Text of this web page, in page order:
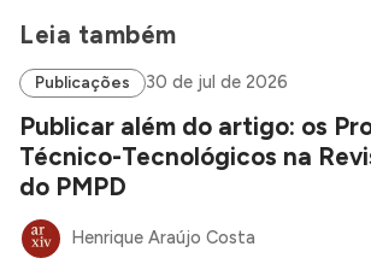
Leia também
Publicações 30 de jul de 2026
Publicar além do artigo: os
Técnico-Tecnológicos na
do PMPD
Henrique Araújo Costa